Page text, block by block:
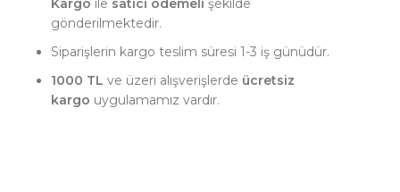
Kargo ile satıcı ödemeli şekilde
gönderilmektedir.
Siparişlerin kargo teslim süresi 1-3 iş günüdür.
1000 TL ve üzeri alışverişlerde ücretsiz
kargo uygulamamız vardır.